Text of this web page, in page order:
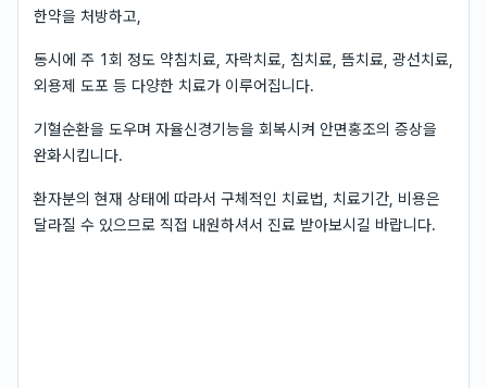
한약을 처방하고,
동시에 주 1회 정도 약침치료, 자락치료, 침치료, 뜸치료, 광선치료,
외용제 도포 등 다양한 치료가 이루어집니다.
기혈순환을 도우며 자율신경기능을 회복시켜 안면홍조의 증상을
완화시킵니다.
환자분의 현재 상태에 따라서 구체적인 치료법, 치료기간, 비용은
달라질 수 있으므로 직접 내원하셔서 진료 받아보시길 바랍니다.